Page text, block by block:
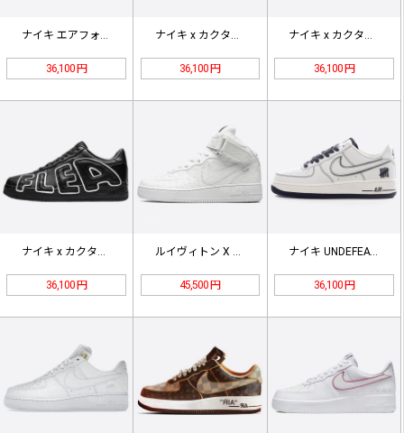
36,100 円 36,100 円 36,100 円
ナイキ x カクタス プラント フリ…
36,100 円
ルイヴィトン X エアフォース1ミッ…
45,500 円
ナイキ UNDEFEATED x A…
36,100 円